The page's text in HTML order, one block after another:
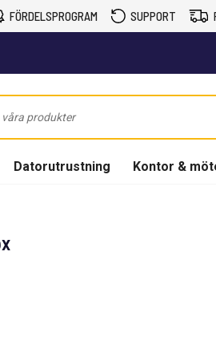
FÖRDELSPROGRAM SUPPORT
Datorutrustning Kontor &